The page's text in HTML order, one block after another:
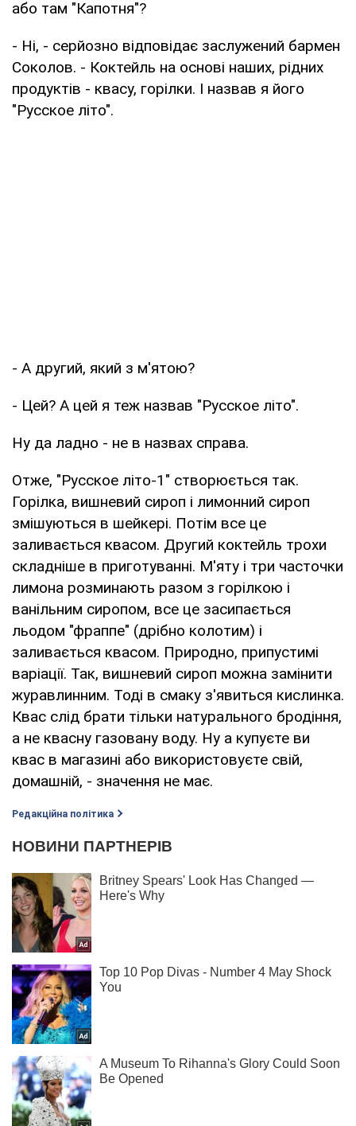
або там "Капотня"?
- Ні, - серйозно відповідає заслужений бармен
Соколов. - Коктейль на основі наших, рідних
продуктів - квасу, горілки. І назвав я його
"Русское літо".
- А другий, який з м'ятою?
- Цей? А цей я теж назвав "Русское літо".
Ну да ладно - не в назвах справа.
Отже, "Русское літо-1" створюється так.
Горілка, вишневий сироп і лимонний сироп
змішуються в шейкері. Потім все це
заливається квасом. Другий коктейль трохи
складніше в приготуванні. М'яту і три часточки
лимона розминають разом з горілкою і
ванільним сиропом, все це засипається
льодом "фраппе" (дрібно колотим) і
заливається квасом. Природно, припустимі
варіації. Так, вишневий сироп можна замінити
журавлинним. Тоді в смаку з'явиться кислинка.
Квас слід брати тільки натурального бродіння,
а не квасну газовану воду. Ну а купуєте ви
квас в магазині або використовуєте свій,
домашній, - значення не має.
Редакційна політика